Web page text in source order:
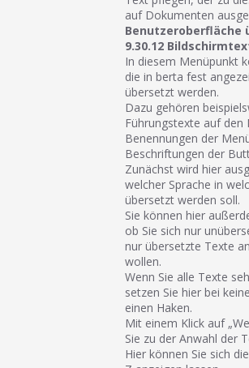
auf Dokumenten
Benutzeroberfläche
9.30.12
In diesem Menüpunkt
die in berta fest
übersetzt werden.
Dazu gehören
Führungstexte auf den
Benennungen der
Beschriftungen der
Zunächst wird hier
welcher Sprache in
übersetzt werden soll.
Sie können hier
ob Sie sich nur
nur übersetzte Texte
wollen.
Wenn Sie alle Texte
setzen Sie hier bei
einen Haken.
Mit einem Klick auf
Sie zu der Anwahl der
Hier können Sie sich